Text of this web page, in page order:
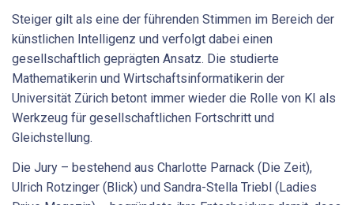
Steiger gilt als eine der führenden Stimmen im Bereich der
künstlichen Intelligenz und verfolgt dabei einen
gesellschaftlich geprägten Ansatz. Die studierte
Mathematikerin und Wirtschaftsinformatikerin der
Universität Zürich betont immer wieder die Rolle von KI als
Werkzeug für gesellschaftlichen Fortschritt und
Gleichstellung.
Die Jury – bestehend aus Charlotte Parnack (Die Zeit),
Ulrich Rotzinger (Blick) und Sandra-Stella Triebl (Ladies